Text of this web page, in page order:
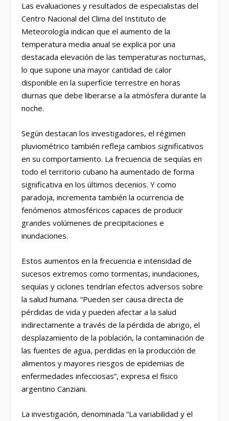
Las evaluaciones y resultados de especialistas del
Centro Nacional del Clima del Instituto de
Meteorología indican que el aumento de la
temperatura media anual se explica por una
destacada elevación de las temperaturas nocturnas,
lo que supone una mayor cantidad de calor
disponible en la superficie terrestre en horas
diurnas que debe liberarse a la atmósfera durante la
noche.
Según destacan los investigadores, el régimen
pluviométrico también refleja cambios significativos
en su comportamiento. La frecuencia de sequías en
todo el territorio cubano ha aumentado de forma
significativa en los últimos decenios. Y como
paradoja, incrementa también la ocurrencia de
fenómenos atmosféricos capaces de producir
grandes volúmenes de precipitaciones e
inundaciones.
Estos aumentos en la frecuencia e intensidad de
sucesos extremos como tormentas, inundaciones,
sequías y ciclones tendrían efectos adversos sobre
la salud humana. “Pueden ser causa directa de
pérdidas de vida y pueden afectar a la salud
indirectamente a través de la pérdida de abrigo, el
desplazamiento de la población, la contaminación de
las fuentes de agua, perdidas en la producción de
alimentos y mayores riesgos de epidemias de
enfermedades infecciosas”, expresa el físico
argentino Canziani.
La investigación, denominada “La variabilidad y el